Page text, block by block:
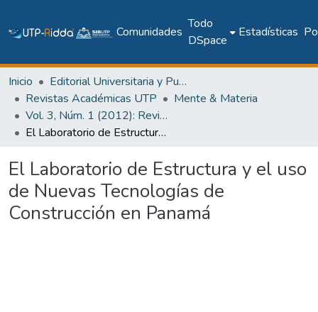
Comunidades
Todo
DSpace
Estadísticas
Inicio
Editorial Universitaria y Publicaciones Seriadas
Revistas Académicas UTP
Mente & Materia
Vol. 3, Núm. 1 (2012): Revista Mente & Materia
El Laboratorio de Estructura y el uso de Nuevas Tecnologías de Construcción en Panamá
El Laboratorio de Estructura y el uso
de Nuevas Tecnologías de
Construcción en Panamá